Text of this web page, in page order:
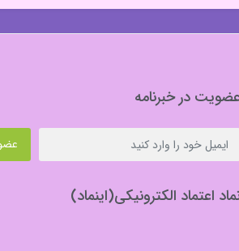
عضویت در خبرنامه
اعتماد الکترونیکی(اینماد)